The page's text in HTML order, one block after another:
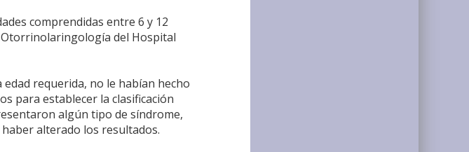
comprendidas entre 6 y 12
del Hospital
requerida, no le habían hecho
para establecer la clasificación
algún tipo de síndrome,
alterado los resultados.